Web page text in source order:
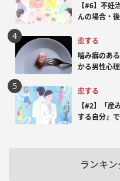
【#6】不
んの場合・
恋する
噛み癖のあ
かる男性心
恋する
【#2】「
する自分」
ランキ